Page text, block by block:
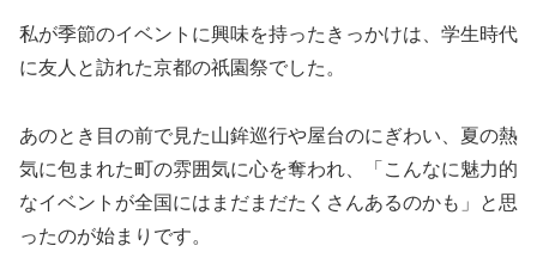
私が季節のイベントに興味を持ったきっかけは、学生時代
に友人と訪れた京都の祇園祭でした。
あのとき目の前で見た山鉾巡行や屋台のにぎわい、夏の熱
気に包まれた町の雰囲気に心を奪われ、「こんなに魅力的
なイベントが全国にはまだまだたくさんあるのかも」と思
ったのが始まりです。